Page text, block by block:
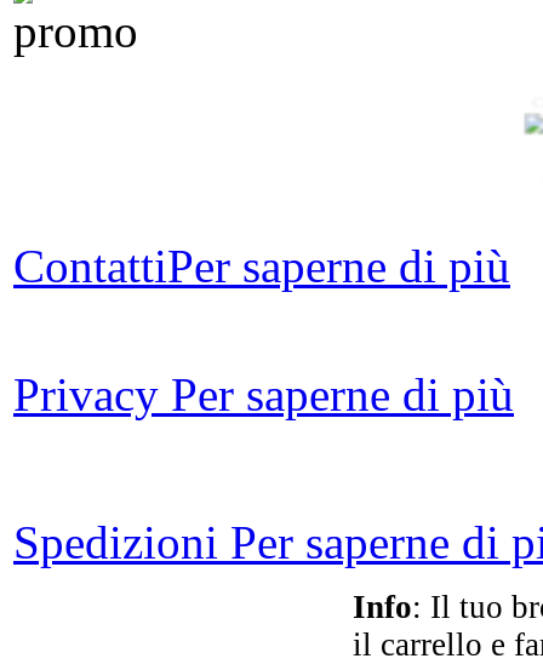
ContattiPer saperne di più
Privacy Per saperne di più
Spedizioni Per saperne di
Info: Il tuo
il carrello e